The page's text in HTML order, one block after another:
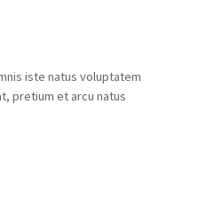
iste natus voluptatem
pretium et arcu natus